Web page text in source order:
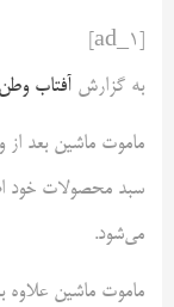
به گزارش آفتاب وطن
ماموت ماشین بعد
سبد محصولات خود
می‌شود.